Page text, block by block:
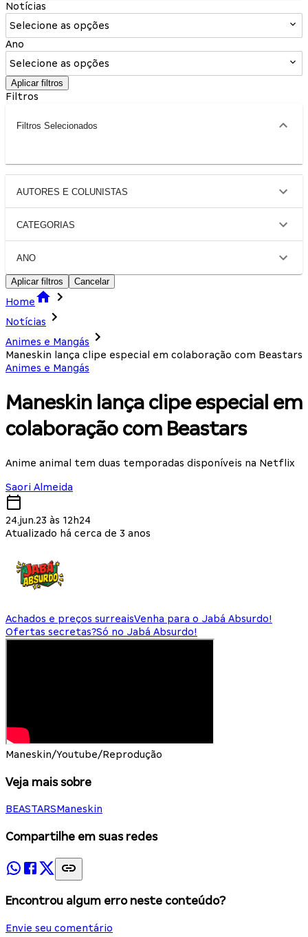
Notícias
Selecione as opções
Ano
Selecione as opções
Aplicar filtros
Filtros
Filtros Selecionados
AUTORES E COLUNISTAS
CATEGORIAS
ANO
Aplicar filtros Cancelar
Home
Notícias
Animes e Mangás
Maneskin lança clipe especial em colaboração com Beastars
Animes e Mangás
Maneskin lança clipe especial em
colaboração com Beastars
Anime animal tem duas temporadas disponíveis na Netflix
Saori Almeida
24.jun.23 às 12h24
Atualizado há cerca de 3 anos
Achados e preços surreaisVenha para o Jabá Absurdo!
Ofertas secretas?Só no Jabá Absurdo!
Maneskin/Youtube/Reprodução
Veja mais sobre
BEASTARSManeskin
Compartilhe em suas redes
Encontrou algum erro neste conteúdo?
Envie seu comentário